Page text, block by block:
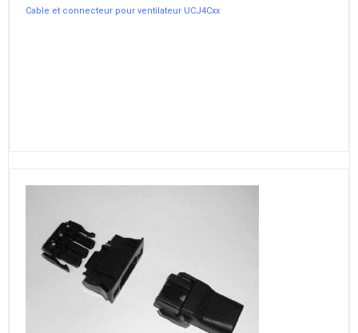
Cable et connecteur pour ventilateur UCJ4Cxx